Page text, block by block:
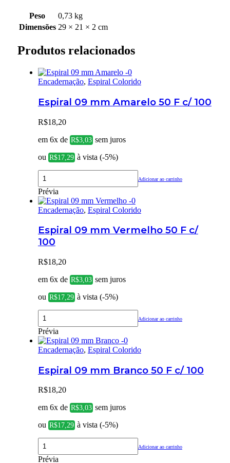
Peso
0,73 kg
Dimensões 29 × 21 × 2 cm
Produtos relacionados
Encadernação, Espiral Colorido
Espiral 09 mm Amarelo 50 F c/ 100
R$18,20
em 6x de R$3,03 sem juros
ou R$17,29 à vista (-5%)
Adicionar ao carrinho
Prévia
Encadernação, Espiral Colorido
Espiral 09 mm Vermelho 50 F c/
100
R$18,20
em 6x de R$3,03 sem juros
ou R$17,29 à vista (-5%)
Adicionar ao carrinho
Prévia
Encadernação, Espiral Colorido
Espiral 09 mm Branco 50 F c/ 100
R$18,20
em 6x de R$3,03 sem juros
ou R$17,29 à vista (-5%)
Adicionar ao carrinho
Prévia